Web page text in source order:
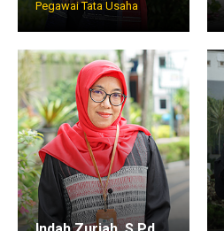
Pegawai Tata Usaha